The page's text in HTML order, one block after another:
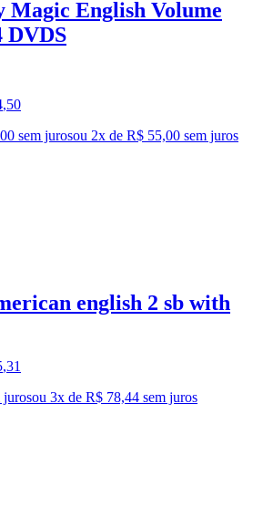
Magic English Volume
DVDS
,50
sem jurosou 2x de R$ 55,00 sem juros
english 2 sb with
,31
jurosou 3x de R$ 78,44 sem juros